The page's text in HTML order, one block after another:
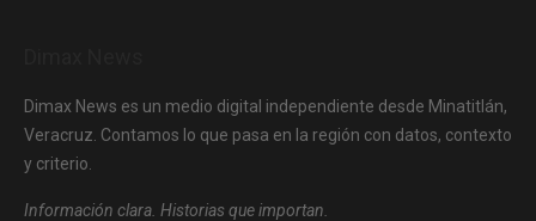
Dimax News es un medio digital independiente desde Minatitlán,
Veracruz. Contamos lo que pasa en la región con datos, contexto
y criterio.
Información clara. Historias que importan.